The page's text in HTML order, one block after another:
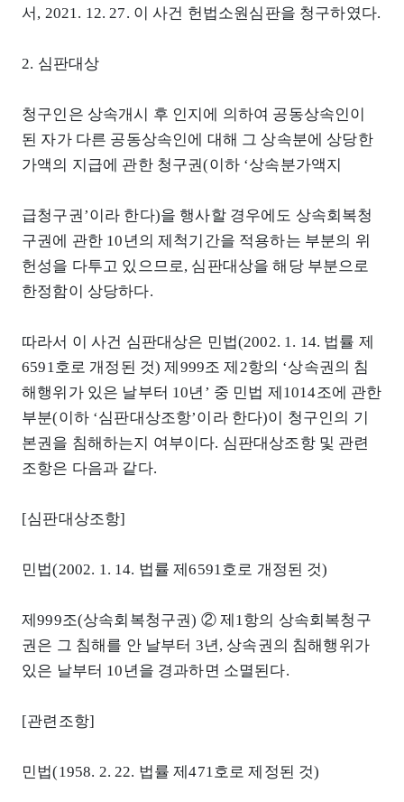
서, 2021. 12. 27. 이 사건 헌법소원심판을 청구하였다.
2. 심판대상
청구인은 상속개시 후 인지에 의하여 공동상속인이
된 자가 다른 공동상속인에 대해 그 상속분에 상당한
가액의 지급에 관한 청구권(이하 ‘상속분가액지
급청구권’이라 한다)을 행사할 경우에도 상속회복청
구권에 관한 10년의 제척기간을 적용하는 부분의 위
헌성을 다투고 있으므로, 심판대상을 해당 부분으로
한정함이 상당하다.
따라서 이 사건 심판대상은 민법(2002. 1. 14. 법률 제
6591호로 개정된 것) 제999조 제2항의 ‘상속권의 침
해행위가 있은 날부터 10년’ 중 민법 제1014조에 관한
부분(이하 ‘심판대상조항’이라 한다)이 청구인의 기
본권을 침해하는지 여부이다. 심판대상조항 및 관련
조항은 다음과 같다.
[심판대상조항]
민법(2002. 1. 14. 법률 제6591호로 개정된 것)
제999조(상속회복청구권) ② 제1항의 상속회복청구
권은 그 침해를 안 날부터 3년, 상속권의 침해행위가
있은 날부터 10년을 경과하면 소멸된다.
[관련조항]
민법(1958. 2. 22. 법률 제471호로 제정된 것)